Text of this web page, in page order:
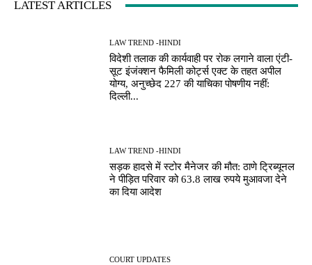
LATEST ARTICLES
LAW TREND -HINDI
विदेशी तलाक की कार्यवाही पर रोक लगाने वाला एंटी-
सूट इंजंक्शन फैमिली कोर्ट्स एक्ट के तहत अपील
योग्य, अनुच्छेद 227 की याचिका पोषणीय नहीं:
दिल्ली...
LAW TREND -HINDI
सड़क हादसे में स्टोर मैनेजर की मौत: ठाणे ट्रिब्यूनल
ने पीड़ित परिवार को 63.8 लाख रुपये मुआवजा देने
का दिया आदेश
COURT UPDATES